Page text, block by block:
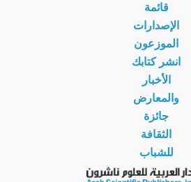
قائمة
الإصدارات
الموزعون
انشر كتابك
الأخبار
والمعارض
جائزة
الثقافة
للشباب